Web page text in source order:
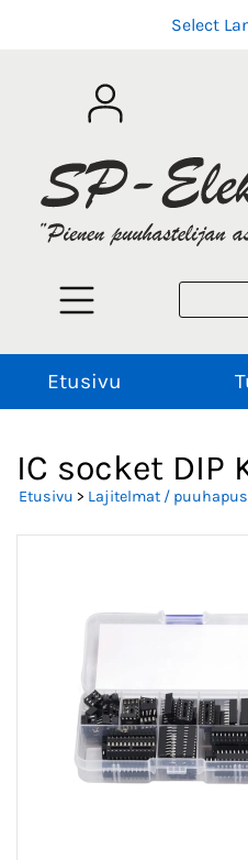
Select
Etusivu
IC socket DIP
Etusivu > Lajitelmat /